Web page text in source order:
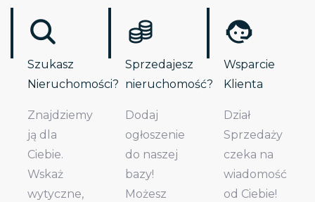
Szukasz
Nieruchomości?
Znajdziemy
ją dla
Ciebie.
Wskaż
wytyczne,
Sprzedajesz
nieruchomość?
Dodaj
ogłoszenie
do naszej
bazy!
Możesz
Wsparcie
Klienta
Dział
Sprzedaży
czeka na
wiadomość
od Ciebie!